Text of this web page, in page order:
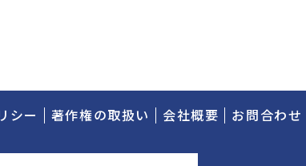
シー 著作権の取扱い 会社概要 お問合わせ